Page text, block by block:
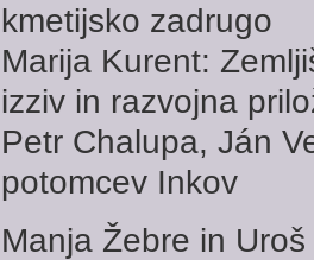
kmetijsko zadrugo
Marija Kurent:
izziv in razvojna
Petr Chalupa, Ján
potomcev Inkov
Manja Žebre in